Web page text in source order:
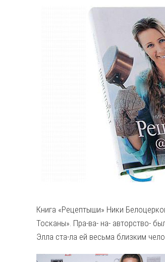
Книга «Рецептыши» Ники
Тосканы». Пра-ва- на- авторство-
Элла ста-ла ей весьма близким